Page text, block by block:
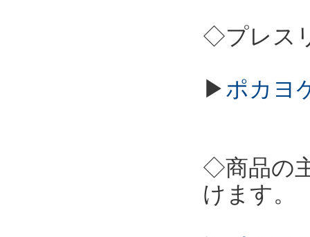
◇プレス
▶ポカヨ
◇商品の
けます。